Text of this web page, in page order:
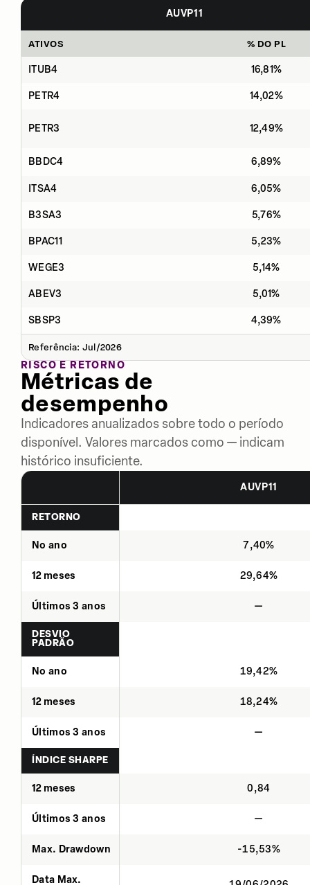
AUVP11
ATIVOS % DO PL
ITUB4 16,81%
PETR4 14,02%
PETR3 12,49%
BBDC4 6,89%
ITSA4 6,05%
B3SA3 5,76%
BPAC11 5,23%
WEGE3 5,14%
ABEV3 5,01%
SBSP3 4,39%
Referência: Jul/2026
RISCO E RETORNO
Métricas de
desempenho
Indicadores anualizados sobre todo o período
disponível. Valores marcados como — indicam
histórico insuficiente.
AUVP11
RETORNO
No ano 7,40%
12 meses 29,64%
Últimos 3 anos —
DESVIO
PADRÃO
No ano 19,42%
12 meses 18,24%
Últimos 3 anos —
ÍNDICE SHARPE
12 meses 0,84
Últimos 3 anos —
Max. Drawdown -15,53%
Data Max.